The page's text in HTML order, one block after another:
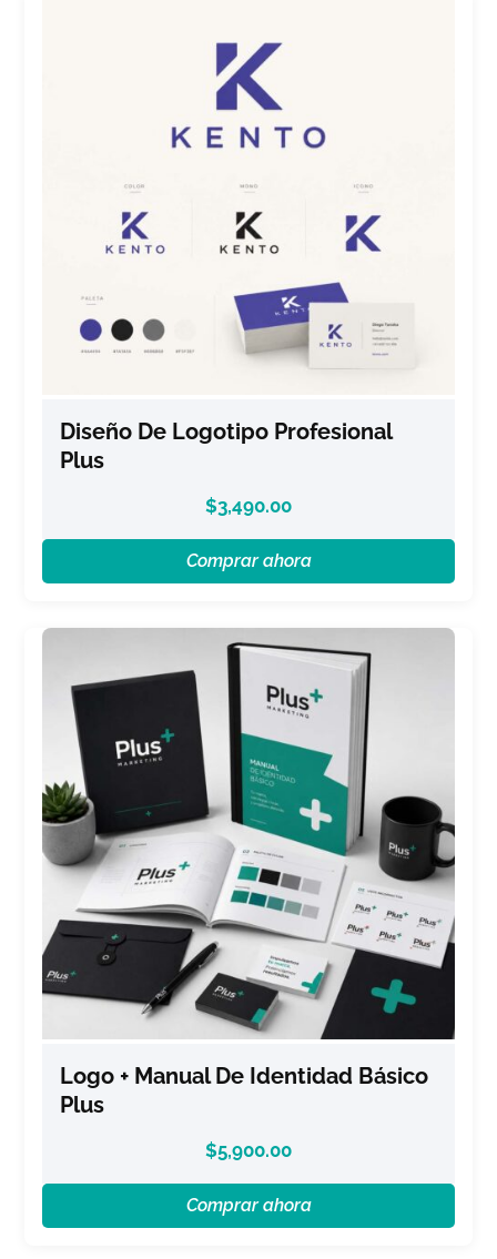
Diseño De Logotipo Profesional
Plus
$3,490.00
Comprar ahora
Logo + Manual De Identidad Básico
Plus
$5,900.00
Comprar ahora